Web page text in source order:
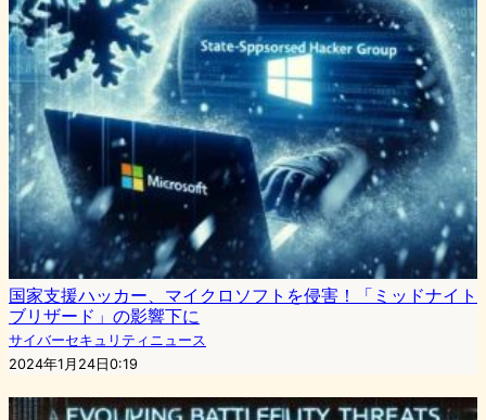
国家支援ハッカー、マイクロソフトを侵害！「ミッドナイト
ブリザード」の影響下に
サイバーセキュリティニュース
2024年1月24日0:19